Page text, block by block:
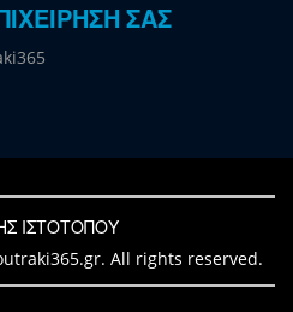
ΣΑΣ
ΙΣΤΟΤΟΠΟΥ
All rights reserved.